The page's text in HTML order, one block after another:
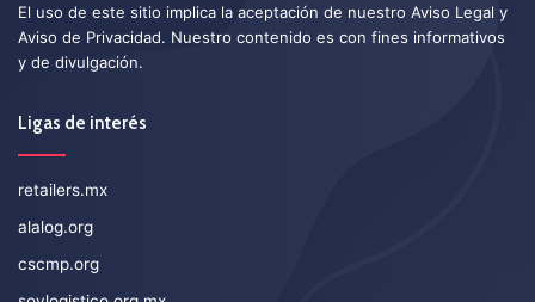
El uso de este sitio implica la aceptación de nuestro Aviso Legal y
Aviso de Privacidad. Nuestro contenido es con fines informativos
y de divulgación.
Ligas de interés
retailers.mx
alalog.org
cscmp.org